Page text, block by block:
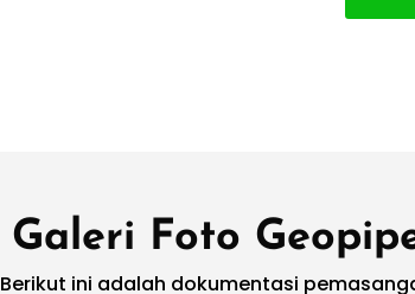
Galeri Foto
Berikut ini adalah dokumentasi